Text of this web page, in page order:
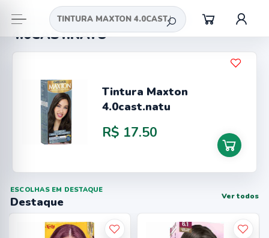
Busca = TINTURA MAXTON
4.0CAST.NATU
Tintura Maxton
4.0cast.natu
R$ 17.50
ESCOLHAS EM DESTAQUE
Destaque Ver todos